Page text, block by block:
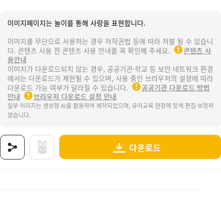
이미지페이지는 놀이를 통해 사랑을 표현합니다.
이미지를 무단으로 사용하는 경우 저작권법 등에 따라 처벌 될 수 있습니
다. 콘텐츠 사용 전 콘텐츠 사용 안내를 꼭 확인해 주세요.
콘텐츠 사
용안내
이미지가 다운로드되지 않는 경우, 공공기관·학교 등 보안 네트워크 환경
에서는 다운로드가 제한될 수 있으며, 사용 중인 브라우저의 설정에 따라
다운로드 가능 여부가 달라질 수 있습니다.
공공기관 다운로드 방법
안내
브라우저 다운로드 설정 안내
일부 이미지는 생성형 AI를 활용하여 제작되었으며, 유아교육 현장에 맞게 편집·보정하
였습니다.
다운로드